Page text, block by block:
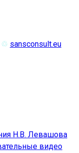
♲ sansconsult.eu
Н.В. Левашова
видео